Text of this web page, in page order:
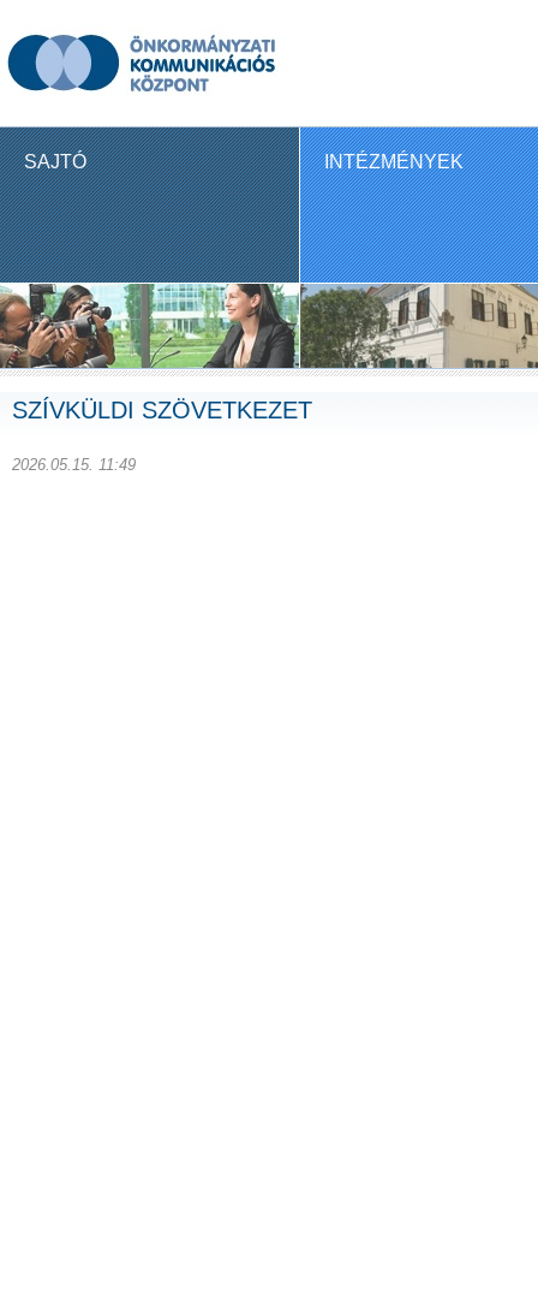
SAJTÓ INTÉZMÉNYEK
SZÍVKÜLDI SZÖVETKEZET
2026.05.15. 11:49